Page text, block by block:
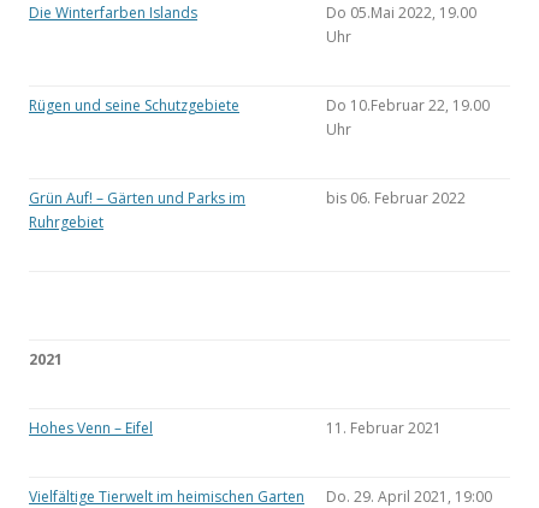
Die Winterfarben Islands
Do 05.Mai 2022, 19.00
Uhr
Rügen und seine Schutzgebiete
Do 10.Februar 22, 19.00
Uhr
Grün Auf! – Gärten und Parks im
Ruhrgebiet
bis 06. Februar 2022
2021
Hohes Venn – Eifel 11. Februar 2021
Vielfältige Tierwelt im heimischen Garten
Do. 29. April 2021, 19:00